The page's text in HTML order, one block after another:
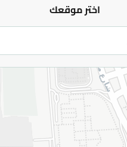
اختر موقعك
الفروع
سياسة الاستخدام